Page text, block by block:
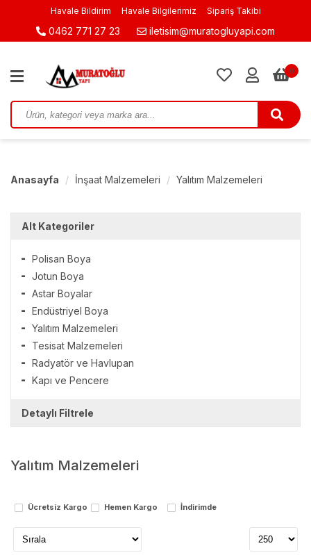
Havale Bildirim Havale Bilgilerimiz Sipariş Takibi
0462 771 27 23 iletisim@muratogluyapi.com
0
Anasayfa İnşaat Malzemeleri Yalıtım Malzemeleri
Alt Kategoriler
Polisan Boya
Jotun Boya
Astar Boyalar
Endüstriyel Boya
Yalıtım Malzemeleri
Tesisat Malzemeleri
Radyatör ve Havlupan
Kapı ve Pencere
Detaylı Filtrele
i̇zocam
mrt
Stok Durumu
Yalıtım Malzemeleri
Ücretsiz Kargo Hemen Kargo İndirimde